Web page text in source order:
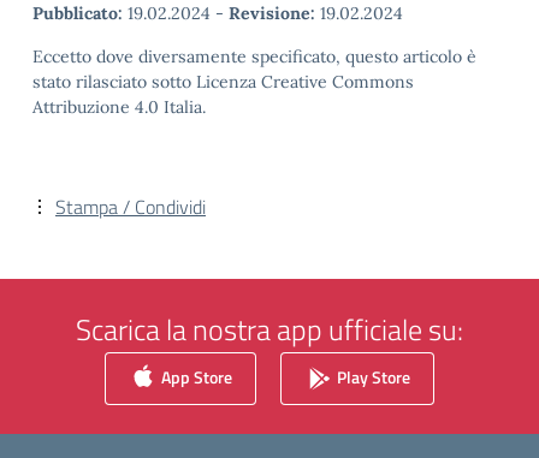
Pubblicato: 19.02.2024 - Revisione: 19.02.2024
Eccetto dove diversamente specificato, questo articolo è
stato rilasciato sotto Licenza Creative Commons
Attribuzione 4.0 Italia.
Stampa / Condividi
Scarica la nostra app ufficiale su:
App Store Play Store